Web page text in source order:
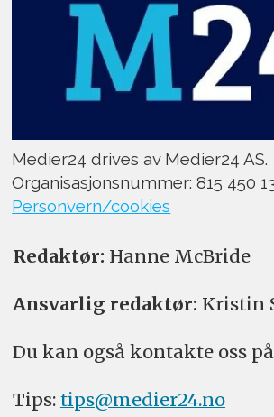
Medier24 drives av Medier24 AS.
Organisasjonsnummer: 815 450
Personvern/cookies
Redaktør: Hanne McBride
Ansvarlig redaktør: Kristin
Du kan også kontakte oss
Tips: tips@medier24.no